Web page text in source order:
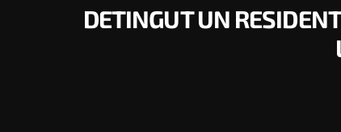
DETINGUT UN